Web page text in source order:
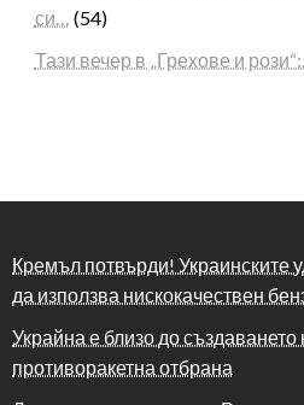
си…
(54)
Тази вечер в „Грехове и рози“:…
Кремъл потвърди! Украинските
да използва нискокачествен
Украйна е близо до
противоракетна отбрана